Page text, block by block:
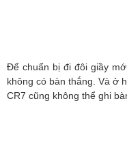
Để chuẩn bị đi đôi giầy
không có bàn thắng. Và ở
CR7 cũng không thể ghi